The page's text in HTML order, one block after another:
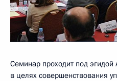
Семинар проходит под
в целях совершенствования